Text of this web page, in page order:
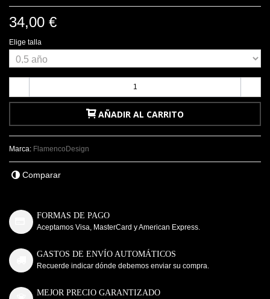
34,00 €
Elige talla
AÑADIR AL CARRITO
Marca: FlamencoDesign
Comparar
FORMAS DE PAGO
Aceptamos Visa, MasterCard y American Express.
GASTOS DE ENVÍO AUTOMÁTICOS
Recuerde indicar dónde debemos enviar su compra.
MEJOR PRECIO GARANTIZADO